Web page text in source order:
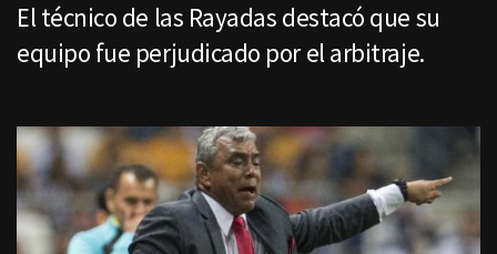
El técnico de las Rayadas destacó que su
equipo fue perjudicado por el arbitraje.